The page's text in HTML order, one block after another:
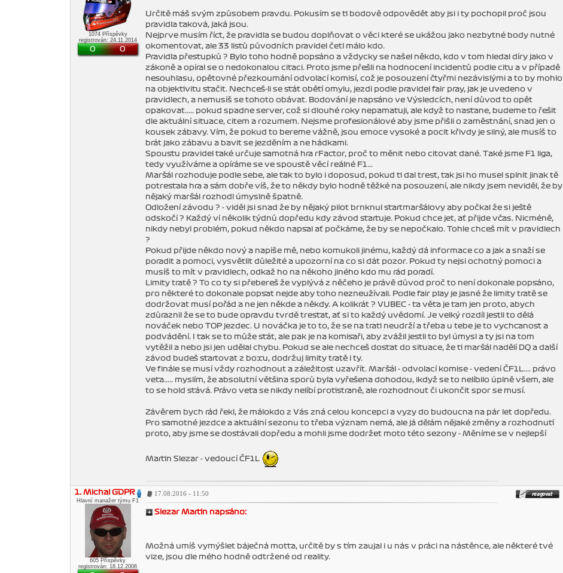
1074 Příspěvky
registrován: 24.11.2014
0 0
Určitě máš svým způsobem pravdu. Pokusím se ti bodově odpovědět aby jsi i ty pochopil proč jsou
pravidla taková, jaká jsou.
Nejprve musím říct, že pravidla se budou doplňovat o věci které se ukážou jako nezbytné body nutné
okomentovat, ale 33 listů původních pravidel četl málo kdo.
Pravidla přestupků ? Bylo toho hodně popsáno a vždycky se našel někdo, kdo v tom hledal díry jako v
zákoně a opíral se o nedokonalou citaci. Proto jsme přešli na hodnocení incidentů podle citu a v případě
nesouhlasu, opětovné přezkoumání odvolací komisí, což je posouzení čtyřmi nezávislými a to by mohlo
na objektivitu stačit. Nechceš-li se stát obětí omylu, jezdi podle pravidel fair pray, jak je uvedeno v
pravidlech, a nemusíš se tohoto obávat. Bodování je napsáno ve Výsledcích, není důvod to opět
opakovat..... pokud spadne server, což si dlouhé roky nepamatuji, ale když to nastane, budeme to řešit
dle aktuální situace, citem a rozumem. Nejsme profesionálové aby jsme přišli o zaměstnání, snad jen o
kousek zábavy. Vím, že pokud to bereme vážně, jsou emoce vysoké a pocit křivdy je silný, ale musíš to
brát jako zábavu a bavit se jezděním a ne hádkami.
Spoustu pravidel také určuje samotná hra rFactor, proč to měnit nebo citovat dané. Také jsme F1 liga,
tedy využíváme a opíráme se ve spoustě věcí reálné F1...
Maršál rozhoduje podle sebe, ale tak to bylo i doposud, pokud ti dal trest, tak jsi ho musel splnit jinak tě
potrestala hra a sám dobře víš, že to někdy bylo hodně těžké na posouzení, ale nikdy jsem neviděl, že by
nějaký maršál rozhodl úmyslně špatně.
Odložení závodu ? - viděl jsi snad že by nějaký pilot brnknul startmaršálovy aby počkal že si ještě
odskočí ? Každý ví několik týdnů dopředu kdy závod startuje. Pokud chce jet, ať přijde včas. Nicméně,
nikdy nebyl problém, pokud někdo napsal ať počkáme, že by se nepočkalo. Tohle chceš mít v pravidlech
?
Pokud přijde někdo nový a napíše mě, nebo komukoli jinému, každý dá informace co a jak a snaží se
poradit a pomoci, vysvětlit důležité a upozorní na co si dát pozor. Pokud ty nejsi ochotný pomoci a
musíš to mít v pravidlech, odkaž ho na někoho jiného kdo mu rád poradí.
Limity tratě ? To co ty si přebereš že vyplývá z něčeho je právě důvod proč to není dokonale popsáno,
pro některé to dokonale popsat nejde aby toho nezneužívali. Podle fair play je jasné že limity tratě se
dodržovat musí pořád a ne jen někde a někdy. A kolikrát ? VUBEC - ta věta je tam jen proto, abych
zdůraznil že se to bude opravdu tvrdě trestat, ať si to každý uvědomí. Je velký rozdíl jestli to dělá
nováček nebo TOP jezdec. U nováčka je to to, že se na trati neudrží a třeba u tebe je to vychcanost a
podvádění. I tak se to může stát, ale pak je na komisaři, aby zvážil jestli to byl úmysl a ty jsi na tom
vytěžil a nebo jsi jen udělal chybu. Pokud se ale nechceš dostat do situace, že ti maršál nadělí DQ a další
závod budeš startovat z boxu, dodržuj limity tratě i ty.
Ve finále se musí vždy rozhodnout a záležitost uzavřít. Maršál - odvolací komise - vedení ČF1L.... právo
veta..... myslím, že absolutní většina sporů byla vyřešena dohodou, ikdyž se to nelíbilo úplně všem, ale
to se hold stává. Právo veta se nikdy nelíbí protistraně, ale rozhodnout či ukončit spor se musí.
Závěrem bych rád řekl, že málokdo z Vás zná celou koncepci a vyzy do budoucna na pár let dopředu.
Pro samotné jezdce a aktuální sezonu to třeba význam nemá, ale já dělám nějaké změny a rozhodnutí
proto, aby jsme se dostávali dopředu a mohli jsme dodržet moto této sezony - Měníme se v nejlepší
Martin Slezar - vedoucí ČF1L
1. Michal GDPR
Hlavní manažer týmu F1
605 Příspěvky
registrován: 18.12.2006
17.08.2016 - 11:50
Slezar Martin napsáno:
Možná umíš vymýšlet báječná motta, určitě by s tím zaujal i u nás v práci na nástěnce, ale některé tvé
vize, jsou dle mého hodně odtržené od reality.